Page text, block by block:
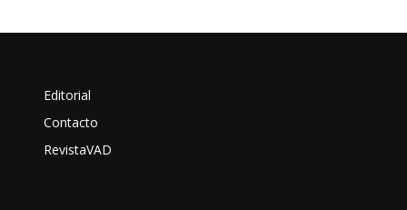
Editorial
Contacto
RevistaVAD